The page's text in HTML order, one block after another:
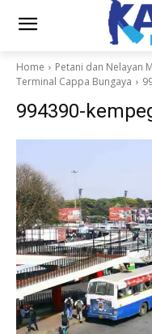
Home
Petani dan Nelayan
Terminal Cappa Bungaya
994390-